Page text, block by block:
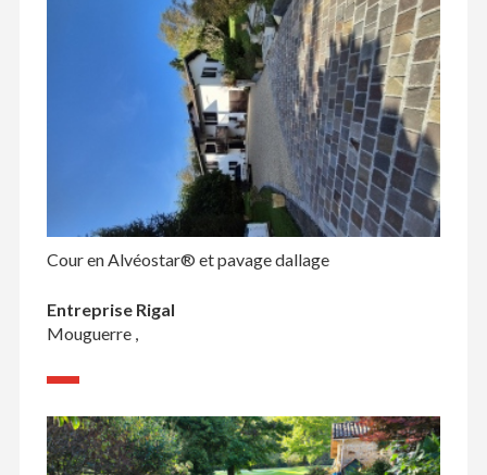
Cour en Alvéostar® et pavage dallage
Entreprise Rigal
Mouguerre ,